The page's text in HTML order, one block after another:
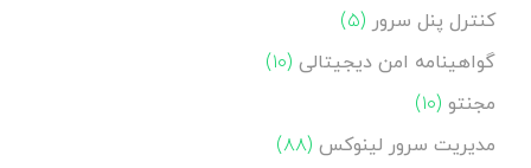
کنترل پنل سرور (۵)
گواهینامه امن دیجیتالی (۱۰)
مجنتو (۱۰)
مدیریت سرور لینوکس (۸۸)